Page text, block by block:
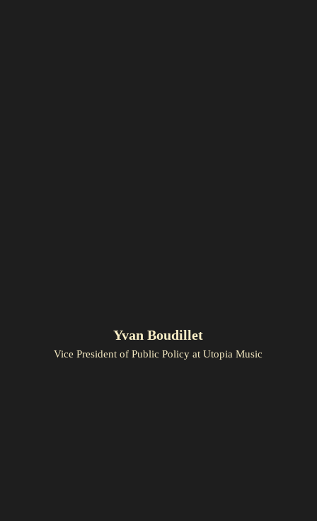
Yvan Boudillet
Vice President of Public Policy at Utopia Music